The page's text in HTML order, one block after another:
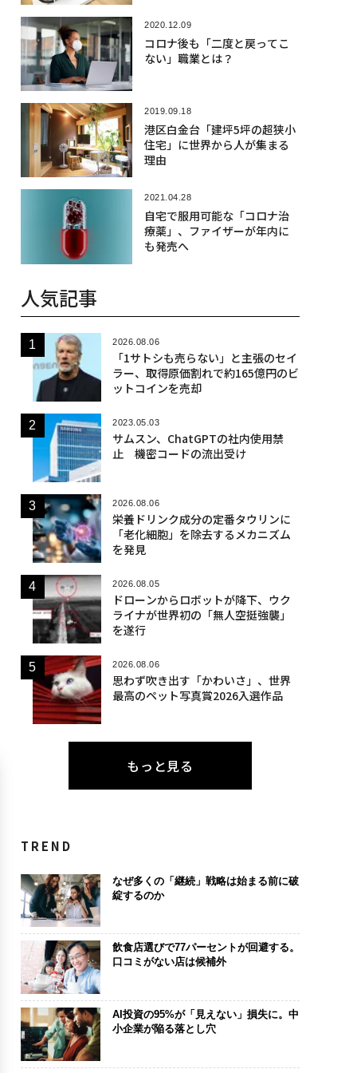
2020.12.09
コロナ後も「二度と戻ってこ
ない」職業とは？
2019.09.18
港区白金台「建坪5坪の超狭小
住宅」に世界から人が集まる
理由
2021.04.28
自宅で服用可能な「コロナ治
療薬」、ファイザーが年内に
も発売へ
人気記事
2026.08.06
「1サトシも売らない」と主張のセイ
ラー、取得原価割れで約165億円のビ
ットコインを売却
2023.05.03
サムスン、ChatGPTの社内使用禁
止 機密コードの流出受け
2026.08.06
栄養ドリンク成分の定番タウリンに
「老化細胞」を除去するメカニズム
を発見
2026.08.05
ドローンからロボットが降下、ウク
ライナが世界初の「無人空挺強襲」
を遂行
2026.08.06
思わず吹き出す「かわいさ」、世界
最高のペット写真賞2026入選作品
もっと見る
TREND
なぜ多くの「継続」戦略は始まる前に破
綻するのか
飲食店選びで77パーセントが回避する。
口コミがない店は候補外
AI投資の95%が「見えない」損失に。中
小企業が陥る落とし穴